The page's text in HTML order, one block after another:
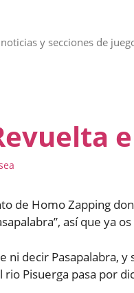
y secciones de
de Homo Zapping
así que ya
ni decir Pasapalabra,
rio Pisuerga pasa por